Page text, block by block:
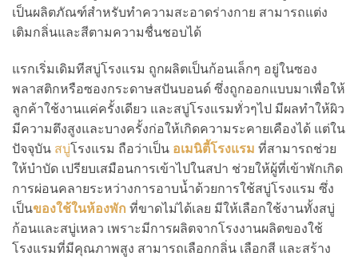
เป็นผลิตภัณฑ์สำหรับทำความสะอาดร่างกาย สามารถแต่ง
เติมกลิ่นและสีตามความชื่นชอบได้
แรกเริ่มเดิมทีสบู่โรงแรม ถูกผลิตเป็นก้อนเล็กๆ อยู่ในซอง
พลาสติกหรือซองกระดาษสปันบอนด์ ซึ่งถูกออกแบบมาเพื่อให้
ลูกค้าใช้งานแค่ครั้งเดียว และสบู่โรงแรมทั่วๆไป มีผลทำให้ผิว
มีความตึงสูงและบางครั้งก่อให้เกิดความระคายเคืองได้ แต่ใน
ปัจจุบัน สบู่โรงแรม ถือว่าเป็น อเมนิตี้โรงแรม ที่สามารถช่วย
ให้บำบัด เปรียบเสมือนการเข้าไปในสปา ช่วยให้ผู้ที่เข้าพักเกิด
การผ่อนคลายระหว่างการอาบน้ำด้วยการใช้สบู่โรงแรม ซึ่ง
เป็นของใช้ในห้องพัก ที่ขาดไม่ได้เลย มีให้เลือกใช้งานทั้งสบู่
ก้อนและสบู่เหลว เพราะมีการผลิตจากโรงงานผลิตของใช้
โรงแรมที่มีคุณภาพสูง สามารถเลือกกลิ่น เลือกสี และสร้าง